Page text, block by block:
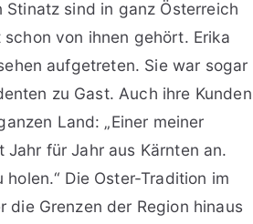
Stinatz sind in ganz Österreich
von ihnen gehört. Erika
aufgetreten. Sie war sogar
zu Gast. Auch ihre Kunden
Land: „Einer meiner
Jahr für Jahr aus Kärnten an.
holen.“ Die Oster-Tradition im
die Grenzen der Region hinaus